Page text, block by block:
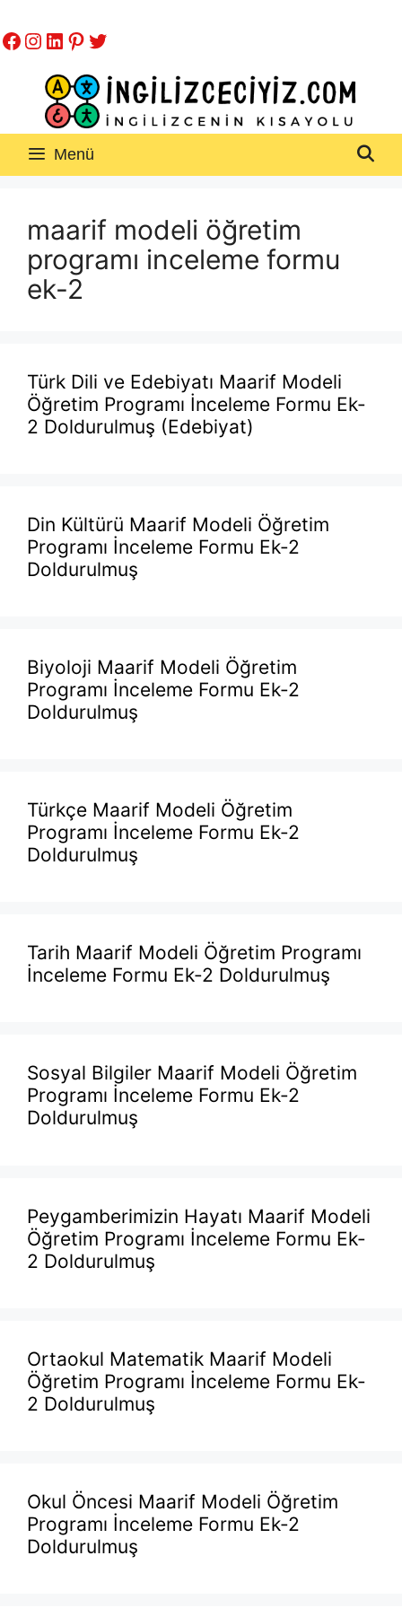
atla
Facebook
Instagram
LinkedIn
Pinterest
Twitter
Menü
maarif modeli öğretim
programı inceleme formu
ek-2
Türk Dili ve Edebiyatı Maarif Modeli
Öğretim Programı İnceleme Formu Ek-
2 Doldurulmuş (Edebiyat)
Din Kültürü Maarif Modeli Öğretim
Programı İnceleme Formu Ek-2
Doldurulmuş
Biyoloji Maarif Modeli Öğretim
Programı İnceleme Formu Ek-2
Doldurulmuş
Türkçe Maarif Modeli Öğretim
Programı İnceleme Formu Ek-2
Doldurulmuş
Tarih Maarif Modeli Öğretim Programı
İnceleme Formu Ek-2 Doldurulmuş
Sosyal Bilgiler Maarif Modeli Öğretim
Programı İnceleme Formu Ek-2
Doldurulmuş
Peygamberimizin Hayatı Maarif Modeli
Öğretim Programı İnceleme Formu Ek-
2 Doldurulmuş
Ortaokul Matematik Maarif Modeli
Öğretim Programı İnceleme Formu Ek-
2 Doldurulmuş
Okul Öncesi Maarif Modeli Öğretim
Programı İnceleme Formu Ek-2
Doldurulmuş